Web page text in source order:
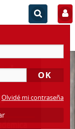
Olvidé mi contraseña